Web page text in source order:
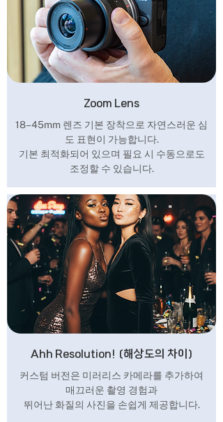
Zoom Lens
18–45mm 렌즈 기본 장착으로 자연스러운 심
도 표현이 가능합니다.
기본 최적화되어 있으며 필요 시 수동으로도
조정할 수 있습니다.
Ahh Resolution! (해상도의 차이)
커스텀 버전은 미러리스 카메라를 추가하여
매끄러운 촬영 경험과
뛰어난 화질의 사진을 손쉽게 제공합니다.